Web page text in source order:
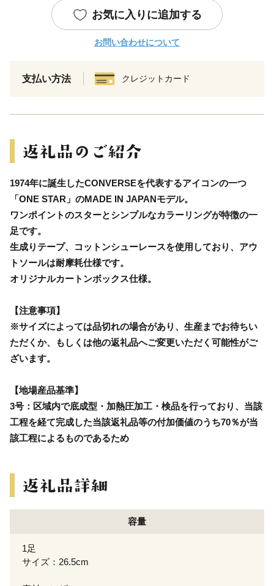
お気に入りに追加する
お問い合わせについて
支払い方法 クレジットカード
1974年に誕生したCONVERSEを代表するアイコンの一つ
「ONE STAR」のMADE IN JAPANモデル。
ワンポイントのスターとシンプルなカラーリングが特徴の一
足です。
生成りテープ、コットンシューレースを使用しており、アウ
トソールは耐摩耗仕様です。
オリジナルカートンボックス仕様。
【注意事項】
※サイズによっては品切れの場合があり、生産までお待ちい
ただくか、もしくは他の返礼品へご変更いただく可能性がご
ざいます。
【地場産品基準】
3号：区域内で底成型・加熱圧加工・検品を行っており、当該
工程を経て完成した当該返礼品等の付加価値のうち70％が当
該工程によるものであるため
容量
1足
サイズ：26.5cm